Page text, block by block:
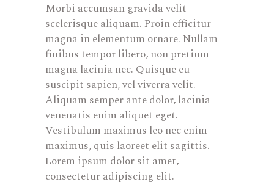
Morbi accumsan gravida velit
scelerisque aliquam. Proin efficitur
magna in elementum ornare. Nullam
finibus tempor libero, non pretium
magna lacinia nec. Quisque eu
suscipit sapien, vel viverra velit.
Aliquam semper ante dolor, lacinia
venenatis enim aliquet eget.
Vestibulum maximus leo nec enim
maximus, quis laoreet elit sagittis.
Lorem ipsum dolor sit amet,
consectetur adipiscing elit.